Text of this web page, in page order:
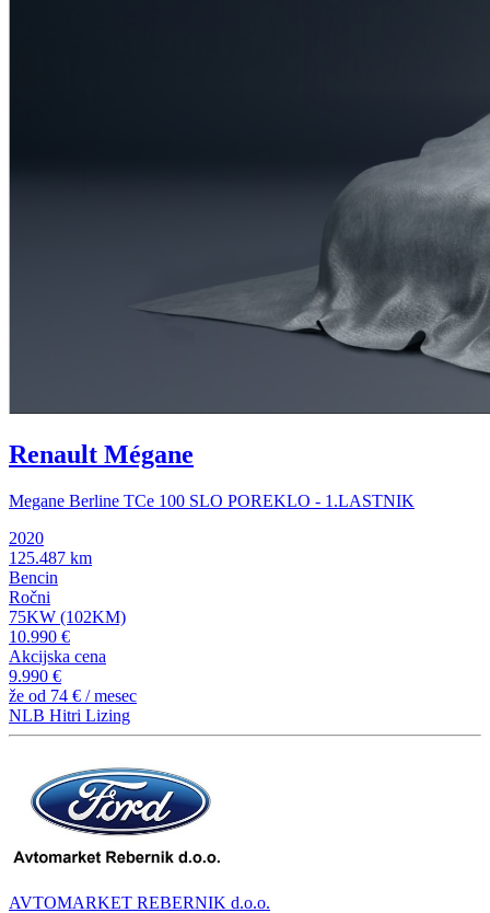
Renault Mégane
Megane Berline TCe 100 SLO POREKLO - 1.LASTNIK
2020
125.487 km
Bencin
Ročni
75KW (102KM)
10.990 €
Akcijska cena
9.990 €
že od 74 € / mesec
NLB Hitri Lizing
AVTOMARKET REBERNIK d.o.o.